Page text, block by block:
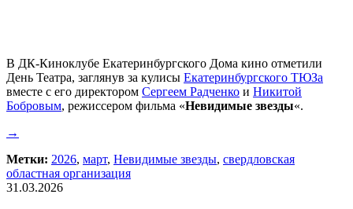
В ДК-Киноклубе Екатеринбургского Дома кино отметили
День Театра, заглянув за кулисы Екатеринбургского ТЮЗа
вместе с его директором Сергеем Радченко и Никитой
Бобровым, режиссером фильма «Невидимые звезды«.
→
Метки: 2026, март, Невидимые звезды, свердловская
областная организация
31.03.2026